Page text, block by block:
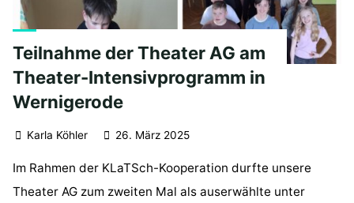
Teilnahme der Theater AG am
Theater-Intensivprogramm in
Wernigerode
Karla Köhler 26. März 2025
Im Rahmen der KLaTSch-Kooperation durfte unsere
Theater AG zum zweiten Mal als auserwählte unter